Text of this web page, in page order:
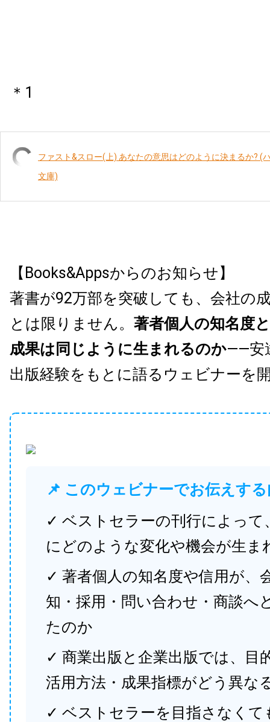
＊1
ファスト&スロー(上) あなたの意思はどのように決まるか? (
文庫)
【Books&Appsからのお知らせ】
著書が92万部を突破しても、会社の
とは限りません。 著者個人の知名度
成果は同じように生まれるのか——安
出版経験をもとに語るウェビナーを
📌 このウェビナーでお伝えす
✓ ベストセラーの刊行によって
にどのような変化や機会が生ま
✓ 著者個人の知名度や信用が、
知・採用・問い合わせ・商談へ
たのか
✓ 商業出版と企業出版では、目
活用方法・成果指標がどう異な
✓ ベストセラーを目指さなくて